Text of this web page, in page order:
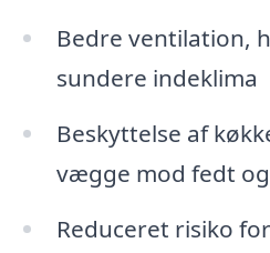
Bedre ventilation,
sundere indeklima
Beskyttelse af
vægge mod fedt
Reduceret risiko